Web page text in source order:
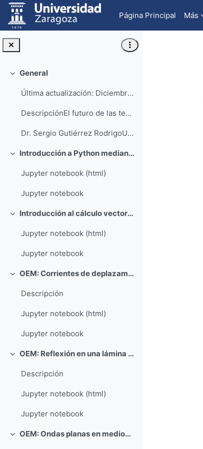
Salta al contenido principal
Página Principal
Más
Colapsar
General
Última actualización: Diciembre 2023
DescripciónEl futuro de las tecnologías de la info...
Dr. Sergio Gutiérrez RodrigoUniversidad de Zaragoz...
Colapsar Introducción a Python mediante ejemplos
Jupyter notebook (html)
Jupyter notebook
Colapsar Introducción al cálculo vectorial con Python
Jupyter notebook (html)
Jupyter notebook
Colapsar OEM: Corrientes de deplazamiento: carga de un condensador
Descripción
Jupyter notebook (html)
Jupyter notebook
Colapsar OEM: Reflexión en una lámina dieléctrica (ejemplo de tratamiento de errores estadísticos)
Descripción
Jupyter notebook (html)
Jupyter notebook
Colapsar OEM: Ondas planas en medios conductores